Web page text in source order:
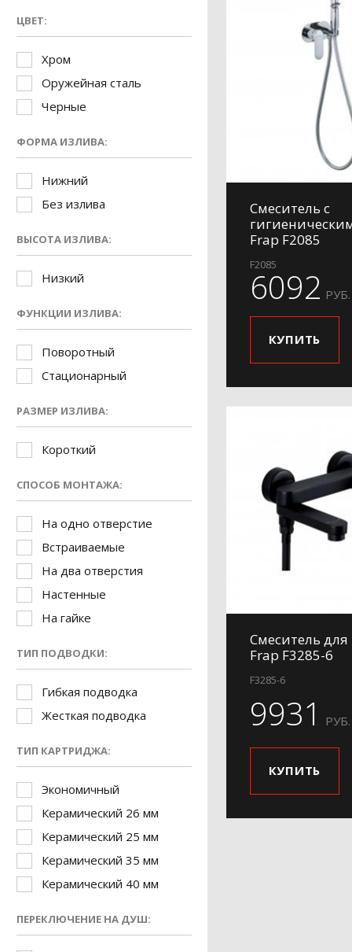
ЦВЕТ:
Хром
Оружейная сталь
Черные
ФОРМА ИЗЛИВА:
Нижний
Без излива
ВЫСОТА ИЗЛИВА:
Низкий
ФУНКЦИИ ИЗЛИВА:
Поворотный
Стационарный
РАЗМЕР ИЗЛИВА:
Короткий
СПОСОБ МОНТАЖА:
На одно отверстие
Встраиваемые
На два отверстия
Настенные
На гайке
ТИП ПОДВОДКИ:
Гибкая подводка
Жесткая подводка
ТИП КАРТРИДЖА:
Экономичный
Керамический 26 мм
Керамический 25 мм
Керамический 35 мм
Керамический 40 мм
ПЕРЕКЛЮЧЕНИЕ НА ДУШ:
Смеситель с
Frap F2085
F2085
6092 РУБ.
КУПИТЬ
Смеситель
Frap F3285-6
F3285-6
9931 РУБ.
КУПИТЬ